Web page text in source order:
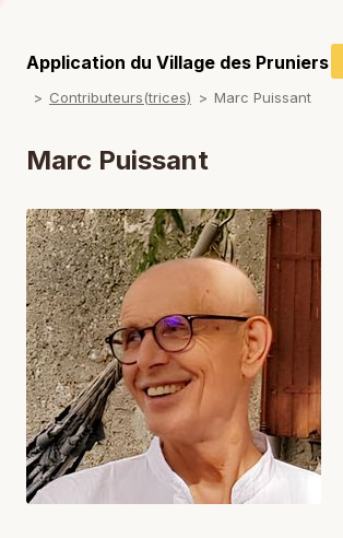
English
Español
Tiếng
ภาษาไ
Application du Village des Pruniers
Contributeurs(trices) Marc Puissant
Marc Puissant